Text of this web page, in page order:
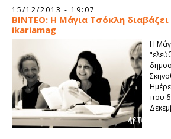
15/12/2013 - 19:07
ΒΙΝΤΕΟ: Η Μάγια Τσόκλη
ikariamag
Η
που